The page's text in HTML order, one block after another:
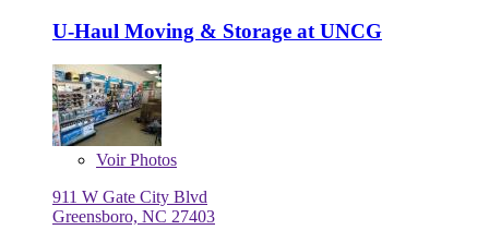
U-Haul Moving & Storage at UNCG
VoirPhotos
911 W Gate City Blvd
Greensboro, NC 27403